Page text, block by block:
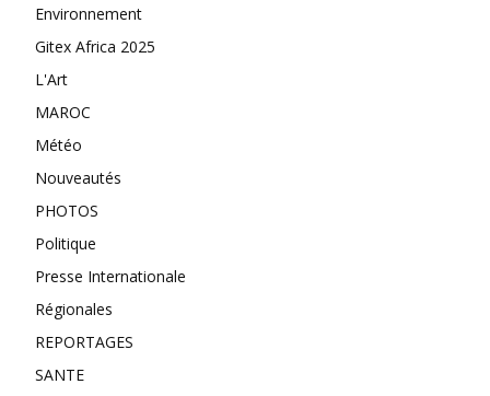
Environnement
Gitex Africa 2025
L'Art
MAROC
Météo
Nouveautés
PHOTOS
Politique
Presse Internationale
Régionales
REPORTAGES
SANTE